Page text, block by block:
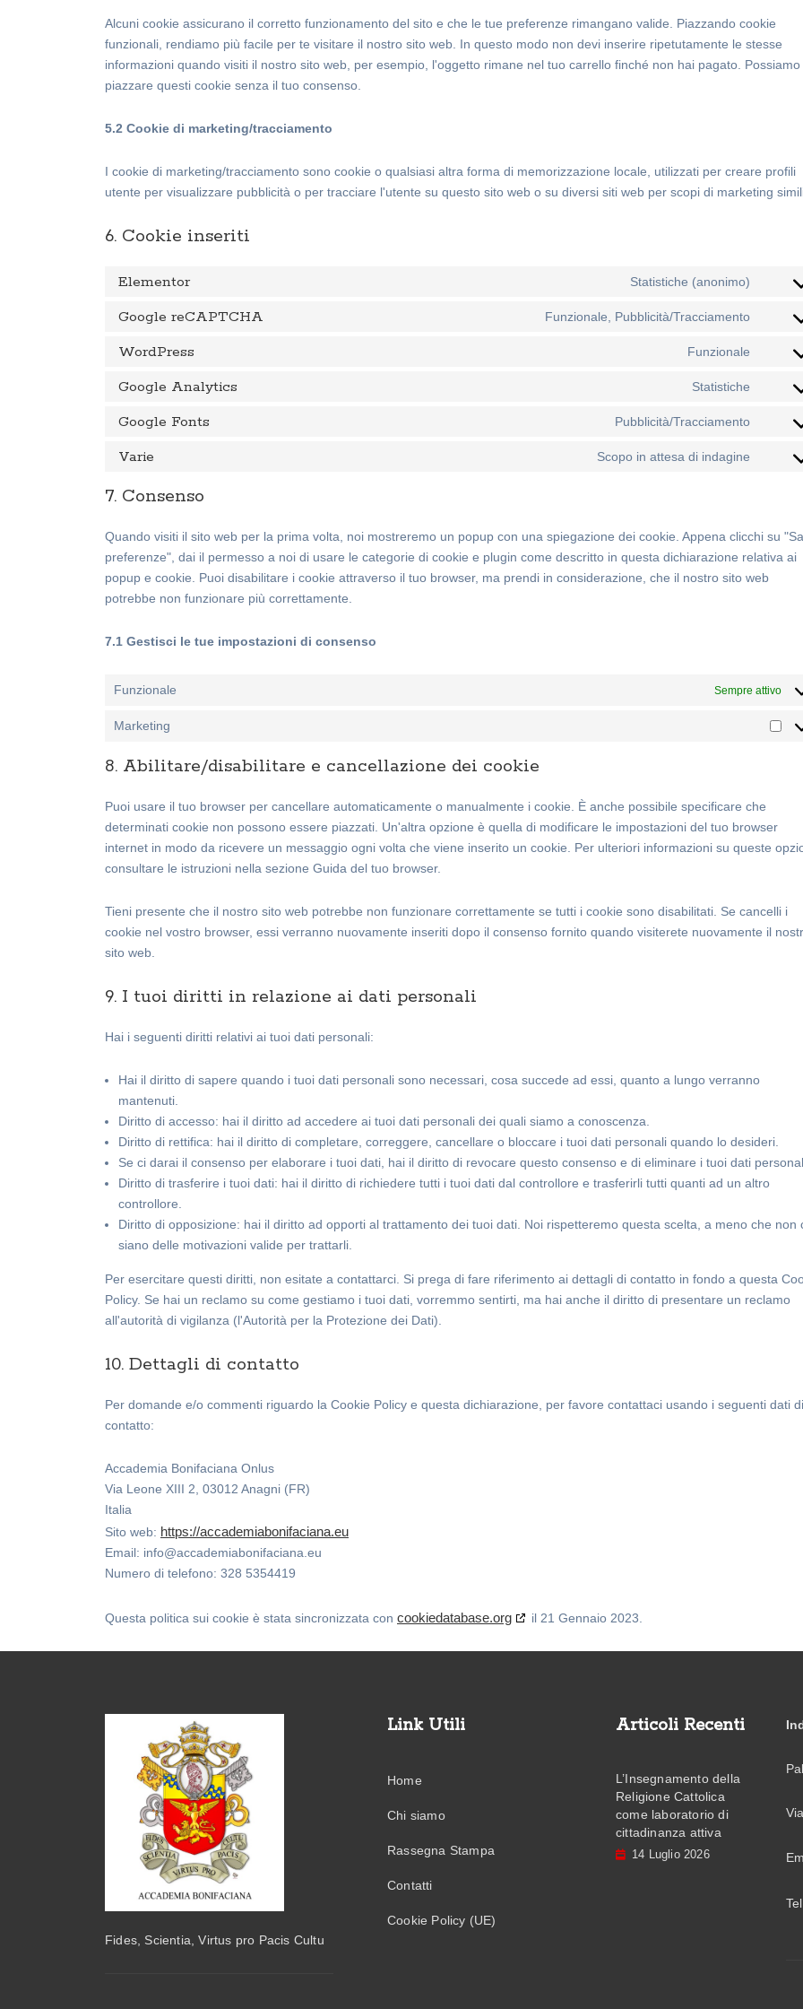
Alcuni cookie assicurano il corretto funzionamento del sito e che le tue preferenze rimangano valide. Piazzando cookie
funzionali, rendiamo più facile per te visitare il nostro sito web. In questo modo non devi inserire ripetutamente le stesse
informazioni quando visiti il nostro sito web, per esempio, l'oggetto rimane nel tuo carrello finché non hai pagato. Possiamo
piazzare questi cookie senza il tuo consenso.
5.2 Cookie di marketing/tracciamento
I cookie di marketing/tracciamento sono cookie o qualsiasi altra forma di memorizzazione locale, utilizzati per creare profili
utente per visualizzare pubblicità o per tracciare l'utente su questo sito web o su diversi siti web per scopi di marketing
6. Cookie inseriti
Elementor Statistiche (anonimo)
Google reCAPTCHA Funzionale, Pubblicità/Tracciamento
WordPress Funzionale
Google Analytics Statistiche
Google Fonts Pubblicità/Tracciamento
Varie Scopo in attesa di indagine
7. Consenso
Quando visiti il sito web per la prima volta, noi mostreremo un popup con una spiegazione dei cookie. Appena clicchi su
preferenze", dai il permesso a noi di usare le categorie di cookie e plugin come descritto in questa dichiarazione relativa ai
popup e cookie. Puoi disabilitare i cookie attraverso il tuo browser, ma prendi in considerazione, che il nostro sito web
potrebbe non funzionare più correttamente.
7.1 Gestisci le tue impostazioni di consenso
Funzionale Sempre attivo
Marketing
8. Abilitare/disabilitare e cancellazione dei cookie
Puoi usare il tuo browser per cancellare automaticamente o manualmente i cookie. È anche possibile specificare che
determinati cookie non possono essere piazzati. Un'altra opzione è quella di modificare le impostazioni del tuo browser
internet in modo da ricevere un messaggio ogni volta che viene inserito un cookie. Per ulteriori informazioni su queste
consultare le istruzioni nella sezione Guida del tuo browser.
Tieni presente che il nostro sito web potrebbe non funzionare correttamente se tutti i cookie sono disabilitati. Se cancelli i
cookie nel vostro browser, essi verranno nuovamente inseriti dopo il consenso fornito quando visiterete nuovamente il
sito web.
9. I tuoi diritti in relazione ai dati personali
Hai i seguenti diritti relativi ai tuoi dati personali:
Hai il diritto di sapere quando i tuoi dati personali sono necessari, cosa succede ad essi, quanto a lungo verranno
mantenuti.
Diritto di accesso: hai il diritto ad accedere ai tuoi dati personali dei quali siamo a conoscenza.
Diritto di rettifica: hai il diritto di completare, correggere, cancellare o bloccare i tuoi dati personali quando lo desideri.
Se ci darai il consenso per elaborare i tuoi dati, hai il diritto di revocare questo consenso e di eliminare i tuoi dati
Diritto di trasferire i tuoi dati: hai il diritto di richiedere tutti i tuoi dati dal controllore e trasferirli tutti quanti ad un altro
controllore.
Diritto di opposizione: hai il diritto ad opporti al trattamento dei tuoi dati. Noi rispetteremo questa scelta, a meno che non
siano delle motivazioni valide per trattarli.
Per esercitare questi diritti, non esitate a contattarci. Si prega di fare riferimento ai dettagli di contatto in fondo a questa
Policy. Se hai un reclamo su come gestiamo i tuoi dati, vorremmo sentirti, ma hai anche il diritto di presentare un reclamo
all'autorità di vigilanza (l'Autorità per la Protezione dei Dati).
10. Dettagli di contatto
Per domande e/o commenti riguardo la Cookie Policy e questa dichiarazione, per favore contattaci usando i seguenti dati di
contatto:
Accademia Bonifaciana Onlus
Via Leone XIII 2, 03012 Anagni (FR)
Italia
Sito web: https://accademiabonifaciana.eu
Email: info@accademiabonifaciana.eu
Numero di telefono: 328 5354419
Questa politica sui cookie è stata sincronizzata con cookiedatabase.org il 21 Gennaio 2023.
Fides, Scientia, Virtus pro Pacis Cultu
Link Utili
Home
Chi siamo
Rassegna Stampa
Contatti
Cookie Policy (UE)
Articoli Recenti
L’Insegnamento della
Religione Cattolica
come laboratorio di
cittadinanza attiva
14 Luglio 2026